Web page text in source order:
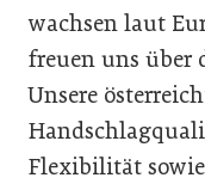
wachsen laut
freuen uns über
Unsere
Flexibilität